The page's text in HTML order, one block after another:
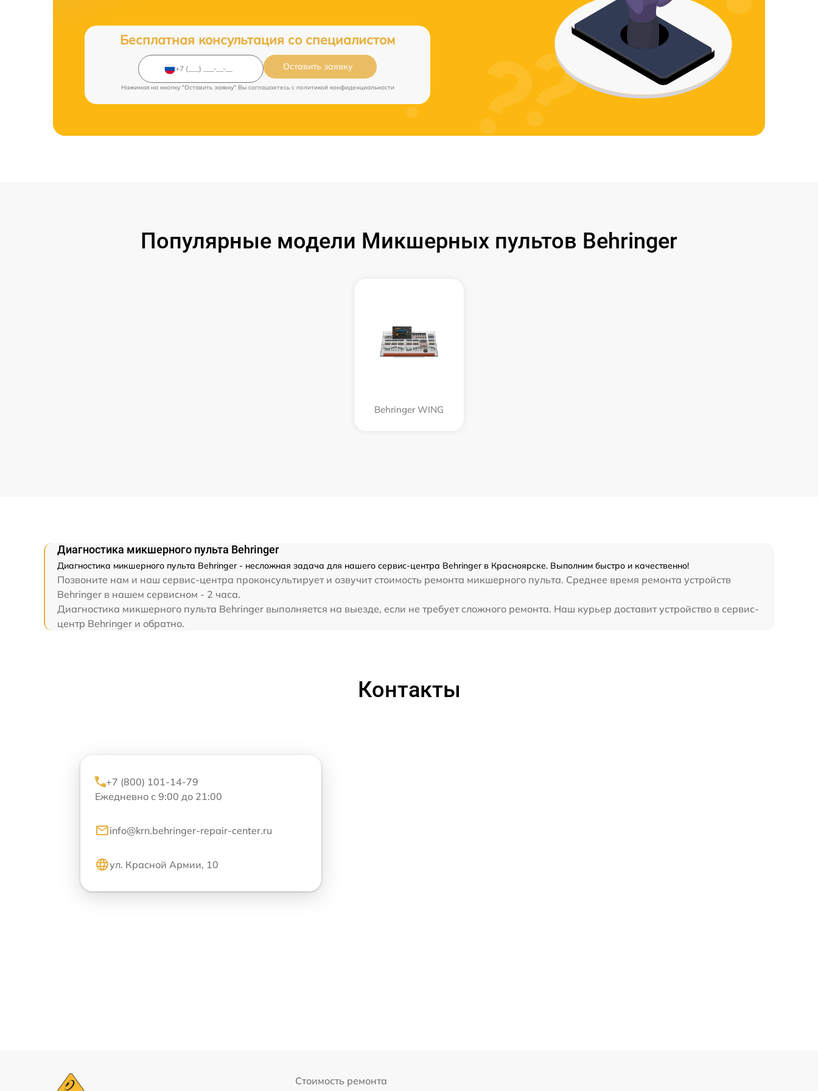
Бесплатная консультация со специалистом
Оставить заявку
Нажимая на кнопку "Оставить заявку" Вы соглашаетесь c политикой конфиденциальности
Популярные модели Микшерных пультов Behringer
Behringer WING
Диагностика микшерного пульта Behringer
Диагностика микшерного пульта Behringer - несложная задача для нашего сервис-центра Behringer в Красноярске. Выполним быстро и качественно!
Позвоните нам и наш сервис-центра проконсультирует и озвучит стоимость ремонта микшерного пульта. Среднее время ремонта устройств
Behringer в нашем сервисном - 2 часа.
Диагностика микшерного пульта Behringer выполняется на выезде, если не требует сложного ремонта. Наш курьер доставит устройство в сервис-
центр Behringer и обратно.
Контакты
+7 (800) 101-14-79
Ежедневно с 9:00 до 21:00
info@krn.behringer-repair-center.ru
ул. Красной Армии, 10
Стоимость ремонта